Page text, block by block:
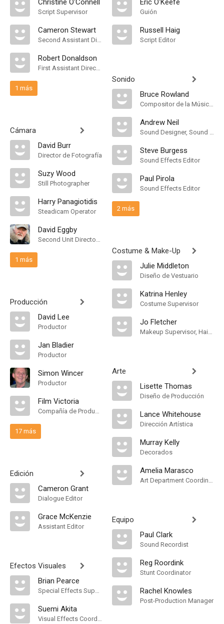
Christine O'Connell
Script Supervisor
Cameron Stewart
Second Assistant Director
Robert Donaldson
First Assistant Director
1 más
Cámara
David Burr
Director de Fotografía
Suzy Wood
Still Photographer
Harry Panagiotidis
Steadicam Operator
David Eggby
Second Unit Director of Photography
1 más
Producción
David Lee
Productor
Jan Bladier
Productor
Simon Wincer
Productor
Film Victoria
Compañía de Produccion
17 más
Edición
Cameron Grant
Dialogue Editor
Grace McKenzie
Assistant Editor
Efectos Visuales
Brian Pearce
Special Effects Supervisor
Suemi Akita
Visual Effects Coordinator
Eric O'Keefe
Guión
Russell Haig
Script Editor
Sonido
Bruce Rowland
Compositor de la Música Original, Music Arranger
Andrew Neil
Sound Designer, Sound Effects Editor, Mezclador de Re-Grabación de Sonido
Steve Burgess
Sound Effects Editor
Paul Pirola
Sound Effects Editor
2 más
Costume & Make-Up
Julie Middleton
Diseño de Vestuario
Katrina Henley
Costume Supervisor
Jo Fletcher
Makeup Supervisor, Hair Supervisor
Arte
Lisette Thomas
Diseño de Producción
Lance Whitehouse
Dirección Artística
Murray Kelly
Decorados
Amelia Marasco
Art Department Coordinator
Equipo
Paul Clark
Sound Recordist
Reg Roordink
Stunt Coordinator
Rachel Knowles
Post-Production Manager